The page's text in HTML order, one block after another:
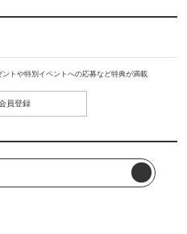
トや特別イベントへの応募など特典が満載
員登録